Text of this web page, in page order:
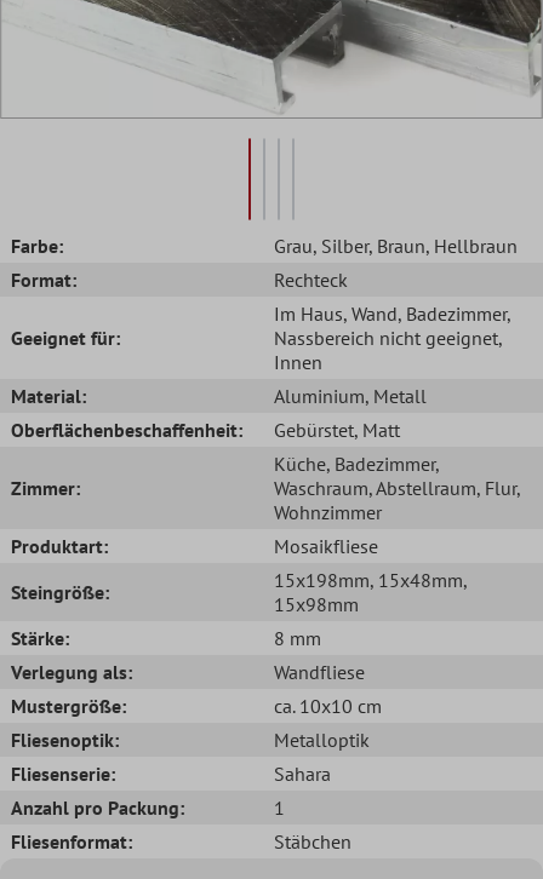
Farbe: Grau, Silber, Braun, Hellbraun
Format:
Rechteck
Geeignet für:
Im Haus, Wand, Badezimmer,
Nassbereich nicht geeignet,
Innen
Material:
Aluminium, Metall
Oberflächenbeschaffenheit:
Gebürstet, Matt
Zimmer:
Küche, Badezimmer,
Waschraum, Abstellraum, Flur,
Wohnzimmer
Produktart:
Mosaikfliese
Steingröße:
15x198mm, 15x48mm,
15x98mm
Stärke:
8 mm
Verlegung als:
Wandfliese
Mustergröße:
ca. 10x10 cm
Fliesenoptik:
Metalloptik
Fliesenserie:
Sahara
Anzahl pro Packung:
1
Fliesenformat:
Stäbchen